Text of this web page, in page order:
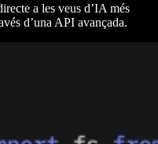
a les veus d’IA més
d’una API avançada.